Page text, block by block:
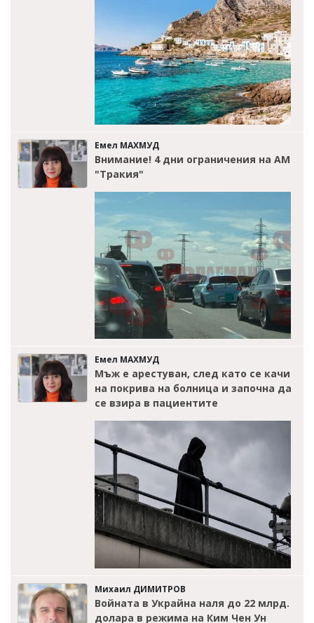
Емел МАХМУД
Внимание! 4 дни ограничения на АМ
"Тракия"
Емел МАХМУД
Мъж е арестуван, след като се качи
на покрива на болница и започна да
се взира в пациентите
Михаил ДИМИТРОВ
Войната в Украйна наля до 22 млрд.
долара в режима на Ким Чен Ун